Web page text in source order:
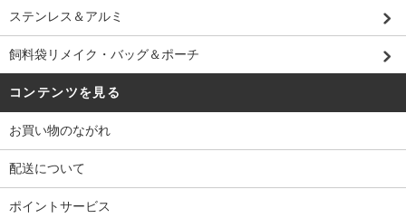
ステンレス＆アルミ
飼料袋リメイク・バッグ＆ポーチ
コンテンツを見る
お買い物のながれ
配送について
ポイントサービス